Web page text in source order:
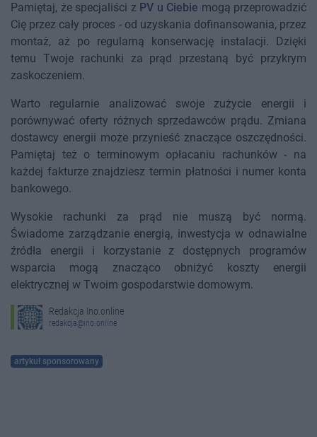
Pamiętaj, że specjaliści z PV u Ciebie mogą przeprowadzić
Cię przez cały proces - od uzyskania dofinansowania, przez
montaż, aż po regularną konserwację instalacji. Dzięki
temu Twoje rachunki za prąd przestaną być przykrym
zaskoczeniem.
Warto regularnie analizować swoje zużycie energii i
porównywać oferty różnych sprzedawców prądu. Zmiana
dostawcy energii może przynieść znaczące oszczędności.
Pamiętaj też o terminowym opłacaniu rachunków - na
każdej fakturze znajdziesz termin płatności i numer konta
bankowego.
Wysokie rachunki za prąd nie muszą być normą.
Świadome zarządzanie energią, inwestycja w odnawialne
źródła energii i korzystanie z dostępnych programów
wsparcia mogą znacząco obniżyć koszty energii
elektrycznej w Twoim gospodarstwie domowym.
Redakcja Ino.online
redakcja@ino.online
artykuł sponsorowany